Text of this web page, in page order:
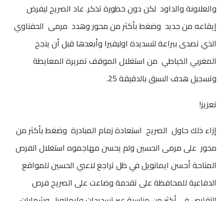
والعلاونة والداود لكن دون خطورة تذكر. عاد الصريح ليفرض
إيقاعه من جديد وضغط بأكثر من محور وهدد مرمى الحفناوي
الذي تصدى ببراعة لتسديدة اوليفيرا وأبعدها قبل أن ينجح
المغربي الخياطي من استغلال الموقف تمريرة المعايطة
وتسجيل هدف السبق بالدقيقة 25.
تعزيز!
إزاء ذلك حاول الصريح استعادة زمام المبادرة وضغط بأكثر من
محور على مرمى الحسين ولم يحسن مهاجموه استغلال الفرص
المتاحة أحسن ايمانويل في ظل تراجع لاعبي الحسين للمواقع
الدفاعية للمحافظة على تقدمة وضاعت على الصريح فرص